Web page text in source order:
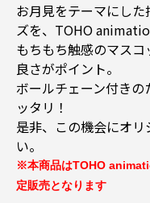
お月見をテーマにし
ズを、TOHO
もちもち触感のマス
良さがポイント。
ボールチェーン付き
ッタリ！
是非、この機会にオ
い。
※本商品はTOHO
定販売となります